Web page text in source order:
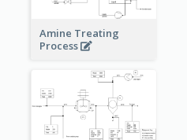
Amine Treating
Process